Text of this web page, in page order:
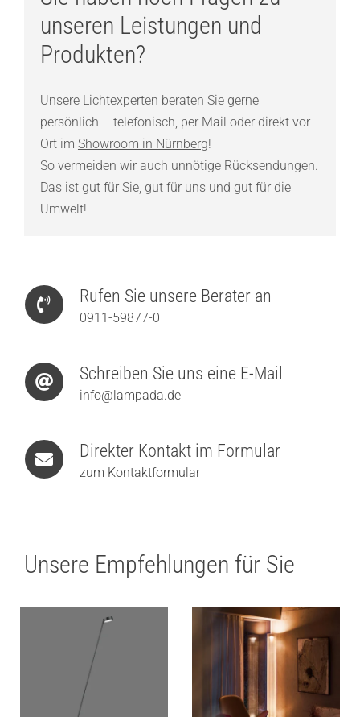
unseren Leistungen und
Produkten?
Unsere Lichtexperten beraten Sie gerne
persönlich – telefonisch, per Mail oder direkt vor
Ort im Showroom in Nürnberg!
So vermeiden wir auch unnötige Rücksendungen.
Das ist gut für Sie, gut für uns und gut für die
Umwelt!
Rufen Sie unsere Berater an
0911-59877-0
Schreiben Sie uns eine E-Mail
info@lampada.de
Direkter Kontakt im Formular
zum Kontaktformular
Unsere Empfehlungen für Sie